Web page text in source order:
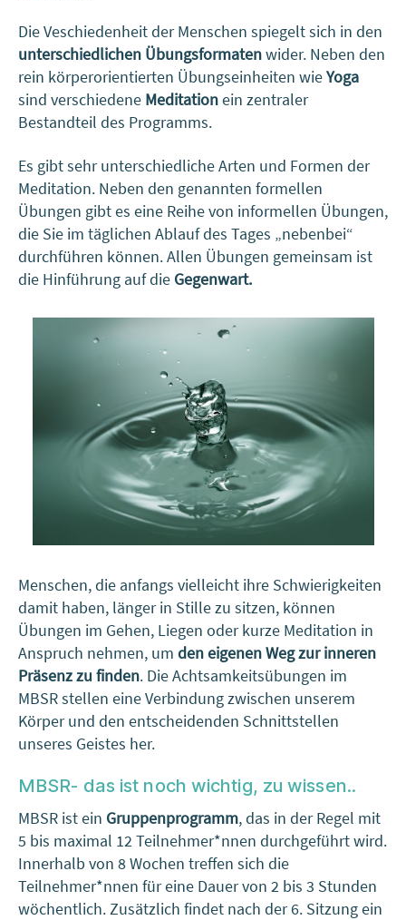
Die Veschiedenheit der Menschen spiegelt sich in den
unterschiedlichen Übungsformatenwider. Neben den
rein körperorientierten Übungseinheiten wieYoga
sind verschiedene Meditationein zentraler
Bestandteil des Programms.
Es gibt sehr unterschiedliche Arten und Formen der
Meditation. Neben den genannten formellen
Übungen gibt es eine Reihe von informellen Übungen,
die Sie im täglichen Ablauf des Tages „nebenbei“
durchführen können. Allen Übungen gemeinsam ist
die Hinführung auf die Gegenwart.
Menschen, die anfangs vielleicht ihre Schwierigkeiten
damit haben, länger in Stille zu sitzen, können
Übungen im Gehen, Liegen oder kurze Meditation in
Anspruch nehmen, um den eigenen Weg zur inneren
Präsenz zu finden. Die Achtsamkeitsübungen im
MBSR stellen eine Verbindung zwischen unserem
Körper und den entscheidenden Schnittstellen
unseres Geistes her.
MBSR- das ist noch wichtig, zu wissen..
MBSR ist ein Gruppenprogramm, das in der Regel mit
5 bis maximal 12 Teilnehmer*nnen durchgeführt wird.
Innerhalb von 8 Wochen treffen sich die
Teilnehmer*nnen für eine Dauer von 2 bis 3 Stunden
wöchentlich. Zusätzlich findet nach der 6. Sitzung ein